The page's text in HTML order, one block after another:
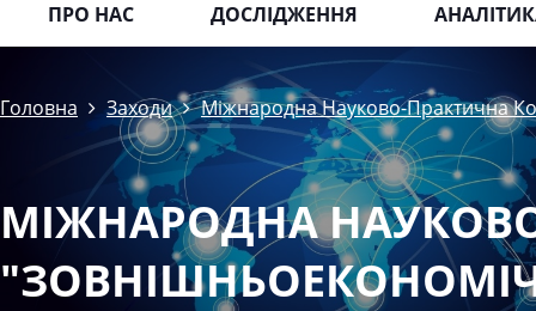
ПРО НАС ДОСЛІДЖЕННЯ
Головна Заходи Міжнародна Науково-Практична
МІЖНАРОДНА